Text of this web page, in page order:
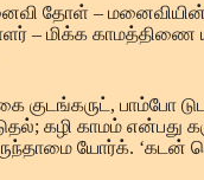
தோள் –
– மிக்க
பாம்போ
கழி காமம்
யோர்க்.